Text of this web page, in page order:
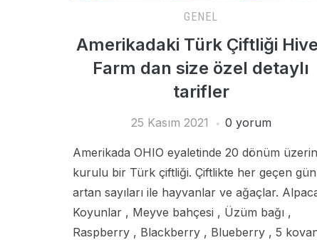
GENEL
Amerikadaki Türk Çiftliği
Farm dan size özel detaylı
tarifler
25 Kasım 2021 0 yorum
Amerikada OHIO eyaletinde 20 dönüm
kurulu bir Türk çiftliği. Çiftlikte her geçen gün
artan sayıları ile hayvanlar ve ağaçlar.
Koyunlar , Meyve bahçesi , Üzüm bağı ,
Raspberry , Blackberry , Blueberry , 5